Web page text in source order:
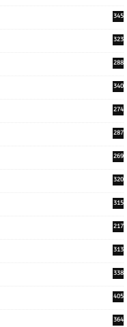
345
323
288
340
274
287
269
320
315
217
313
338
405
364